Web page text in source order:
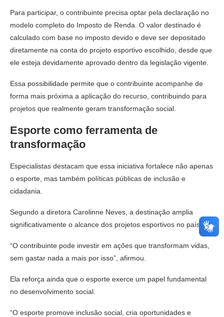
Para participar, o contribuinte precisa optar pela declaração no
modelo completo do Imposto de Renda. O valor destinado é
calculado com base no imposto devido e deve ser depositado
diretamente na conta do projeto esportivo escolhido, desde que
ele esteja devidamente aprovado dentro da legislação vigente.
Essa possibilidade permite que o contribuinte acompanhe de
forma mais próxima a aplicação do recurso, contribuindo para
projetos que realmente geram transformação social.
Esporte como ferramenta de
transformação
Especialistas destacam que essa iniciativa fortalece não apenas
o esporte, mas também políticas públicas de inclusão e
cidadania.
Segundo a diretora Carolinne Neves, a destinação amplia
significativamente o alcance dos projetos esportivos no país.
“O contribuinte pode investir em ações que transformam vidas,
sem gastar nada a mais por isso”, afirmou.
Ela reforça ainda que o esporte exerce um papel fundamental
no desenvolvimento social.
“O esporte promove inclusão social, cria oportunidades e